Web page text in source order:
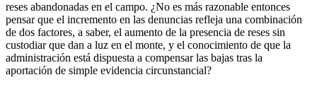
reses abandonadas en el campo. ¿No es más razonable entonces
pensar que el incremento en las denuncias refleja una combinación
de dos factores, a saber, el aumento de la presencia de reses sin
custodiar que dan a luz en el monte, y el conocimiento de que la
administración está dispuesta a compensar las bajas tras la
aportación de simple evidencia circunstancial?